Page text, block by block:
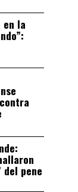
en la
del pene